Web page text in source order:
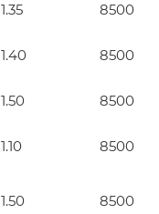
1.35 8500
1.40 8500
1.50 8500
1.10 8500
1.50 8500